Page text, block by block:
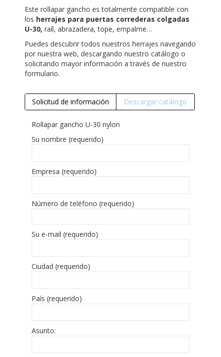
Este rollapar gancho es totalmente compatible con
los herrajes para puertas correderas colgadas
U-30, raíl, abrazadera, tope, empalme…
Puedes descubrir todos nuestros herrajes navegando
por nuestra web, descargando nuestro catálogo o
solicitando mayor información a través de nuestro
formulario.
Solicitud de información Descargar catálogo
Rollapar gancho U-30 nylon
Su nombre (requerido)
Empresa (requerido)
Número de teléfono (requerido)
Su e-mail (requerido)
Ciudad (requerido)
País (requerido)
Asunto: